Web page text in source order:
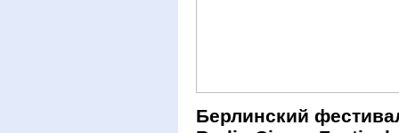
Берлинский